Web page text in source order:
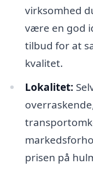
virksomhed
være en god
tilbud for at
kvalitet.
Lokalitet:
prisen på